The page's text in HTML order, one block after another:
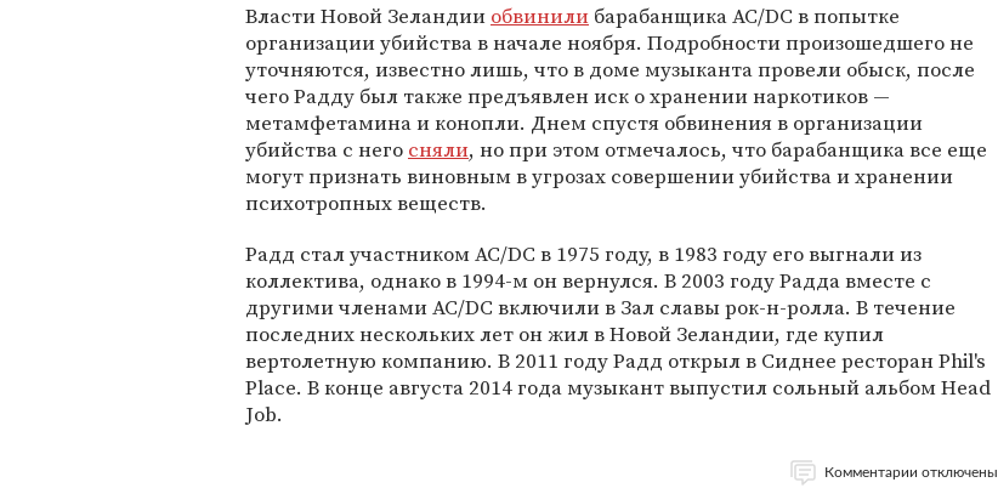
Власти Новой Зеландии обвинили барабанщика AC/DC в попытке
организации убийства в начале ноября. Подробности произошедшего не
уточняются, известно лишь, что в доме музыканта провели обыск, после
чего Радду был также предъявлен иск о хранении наркотиков —
метамфетамина и конопли. Днем спустя обвинения в организации
убийства с него сняли, но при этом отмечалось, что барабанщика все еще
могут признать виновным в угрозах совершении убийства и хранении
психотропных веществ.
Радд стал участником AC/DC в 1975 году, в 1983 году его выгнали из
коллектива, однако в 1994-м он вернулся. В 2003 году Радда вместе с
другими членами AC/DC включили в Зал славы рок-н-ролла. В течение
последних нескольких лет он жил в Новой Зеландии, где купил
вертолетную компанию. В 2011 году Радд открыл в Сиднее ресторан Phil's
Place. В конце августа 2014 года музыкант выпустил сольный альбом Head
Job.
Комментарии отключены